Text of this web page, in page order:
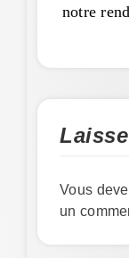
notre
Vous
un